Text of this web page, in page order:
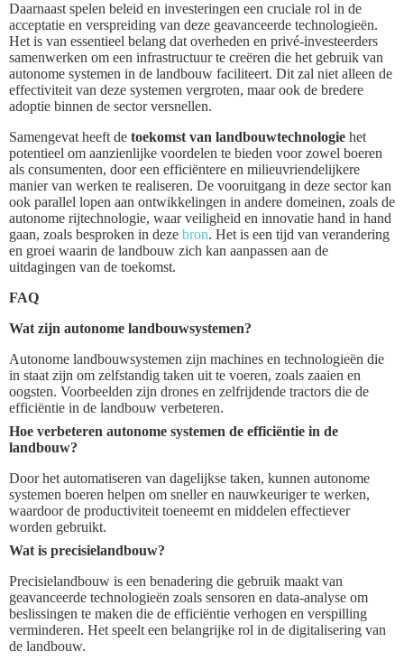
Daarnaast spelen beleid en investeringen een cruciale rol in de
acceptatie en verspreiding van deze geavanceerde technologieën.
Het is van essentieel belang dat overheden en privé-investeerders
samenwerken om een infrastructuur te creëren die het gebruik van
autonome systemen in de landbouw faciliteert. Dit zal niet alleen de
effectiviteit van deze systemen vergroten, maar ook de bredere
adoptie binnen de sector versnellen.
Samengevat heeft de toekomst van landbouwtechnologie het
potentieel om aanzienlijke voordelen te bieden voor zowel boeren
als consumenten, door een efficiëntere en milieuvriendelijkere
manier van werken te realiseren. De vooruitgang in deze sector kan
ook parallel lopen aan ontwikkelingen in andere domeinen, zoals de
autonome rijtechnologie, waar veiligheid en innovatie hand in hand
gaan, zoals besproken in deze bron. Het is een tijd van verandering
en groei waarin de landbouw zich kan aanpassen aan de
uitdagingen van de toekomst.
FAQ
Wat zijn autonome landbouwsystemen?
Autonome landbouwsystemen zijn machines en technologieën die
in staat zijn om zelfstandig taken uit te voeren, zoals zaaien en
oogsten. Voorbeelden zijn drones en zelfrijdende tractors die de
efficiëntie in de landbouw verbeteren.
Hoe verbeteren autonome systemen de efficiëntie in de
landbouw?
Door het automatiseren van dagelijkse taken, kunnen autonome
systemen boeren helpen om sneller en nauwkeuriger te werken,
waardoor de productiviteit toeneemt en middelen effectiever
worden gebruikt.
Wat is precisielandbouw?
Precisielandbouw is een benadering die gebruik maakt van
geavanceerde technologieën zoals sensoren en data-analyse om
beslissingen te maken die de efficiëntie verhogen en verspilling
verminderen. Het speelt een belangrijke rol in de digitalisering van
de landbouw.